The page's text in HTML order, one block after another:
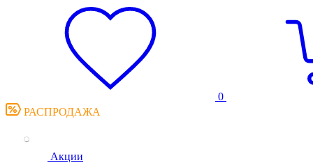
0
РАСПРОДАЖА
Акции